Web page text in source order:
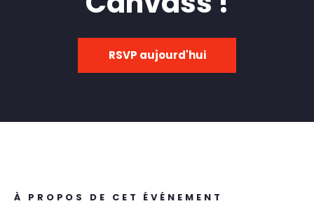
RSVP aujourd'hui
À PROPOS DE CET ÉVÉNEMENT